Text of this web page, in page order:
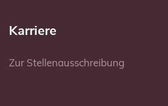
Karriere
Zur Stellenausschreibung